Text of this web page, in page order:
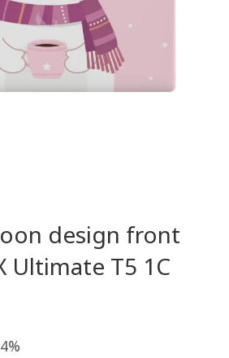
design front
Ultimate T5 1C